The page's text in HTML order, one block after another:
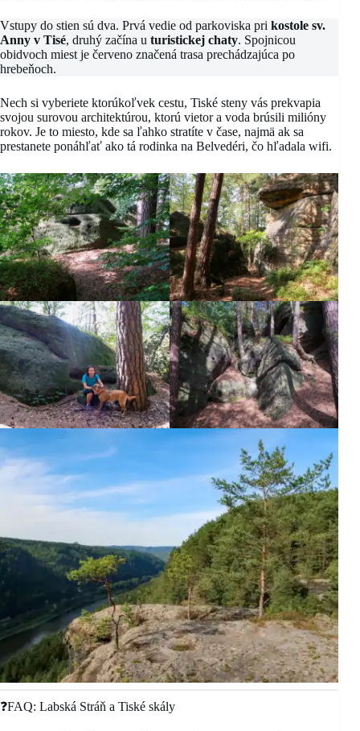
Vstupy do stien sú dva. Prvá vedie od parkoviska pri kostole sv.
Anny v Tisé, druhý začína u turistickej chaty. Spojnicou
obidvoch miest je červeno značená trasa prechádzajúca po
hrebeňoch.
Nech si vyberiete ktorúkoľvek cestu, Tiské steny vás prekvapia
svojou surovou architektúrou, ktorú vietor a voda brúsili milióny
rokov. Je to miesto, kde sa ľahko stratíte v čase, najmä ak sa
prestanete ponáhľať ako tá rodinka na Belvedéri, čo hľadala wifi.
❓FAQ: Labská Stráň a Tiské skály